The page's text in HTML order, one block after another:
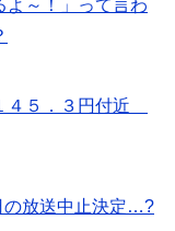
よ～！」って言わ
４５．３円付近
の放送中止決定…?